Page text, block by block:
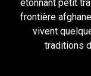
étonnant petit
frontière
vivent
traditions